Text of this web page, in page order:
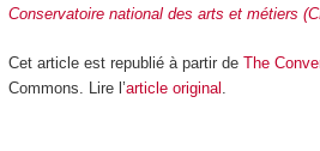
Conservatoire national des arts et métiers
Cet article est republié à partir de The
Commons. Lire l’article original